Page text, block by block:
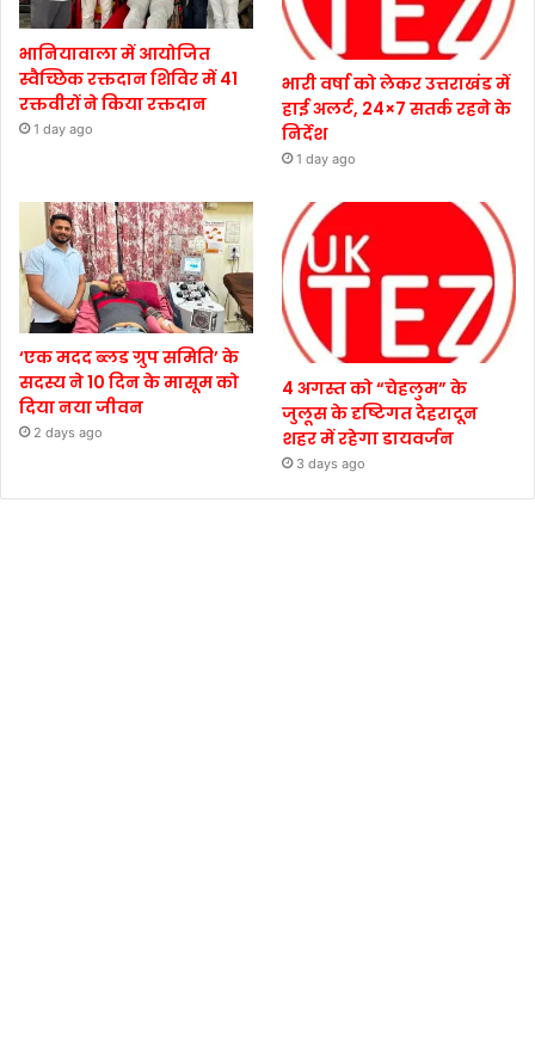
भानियावाला में आयोजित
स्वैच्छिक रक्तदान शिविर में 41
रक्तवीरों ने किया रक्तदान
1 day ago
भारी वर्षा को लेकर उत्तराखंड में
हाई अलर्ट, 24×7 सतर्क रहने के
निर्देश
1 day ago
‘एक मदद ब्लड ग्रुप समिति’ के
सदस्य ने 10 दिन के मासूम को
दिया नया जीवन
2 days ago
4 अगस्त को “चेहलुम” के
जुलूस के दृष्टिगत देहरादून
शहर में रहेगा डायवर्जन
3 days ago